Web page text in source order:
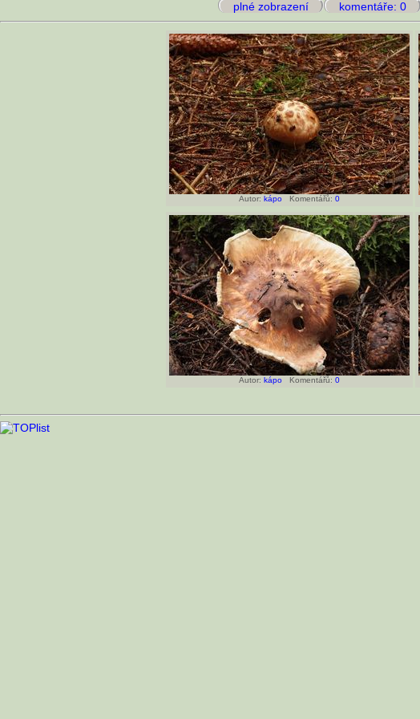
plné zobrazení komentáře: 0
Autor: kápo Komentářů: 0
Autor: kápo Komentářů: 0